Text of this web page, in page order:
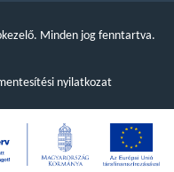
Minden jog fenntartva.
nyilatkozat